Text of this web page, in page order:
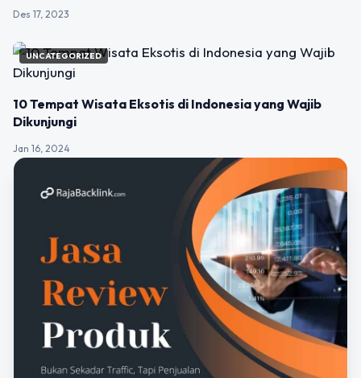
Des 17, 2023
UNCATEGORIZED
10 Tempat Wisata Eksotis di Indonesia yang Wajib
Dikunjungi
Jan 16, 2024